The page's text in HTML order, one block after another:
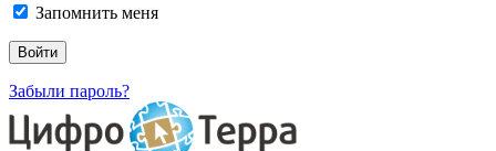
Запомнить меня
Забыли пароль?